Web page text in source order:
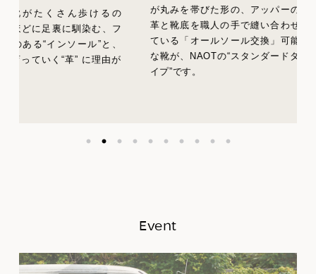
歩けるの
馴染む、フ
ール”と、
” に理由が
が丸みを帯びた形の、アッパーの
革と靴底を職人の手で縫い合わせ
ている「オールソール交換」可能
な靴が、NAOTの“スタンダードタ
履くほどに
ぞれの
ング。
Event